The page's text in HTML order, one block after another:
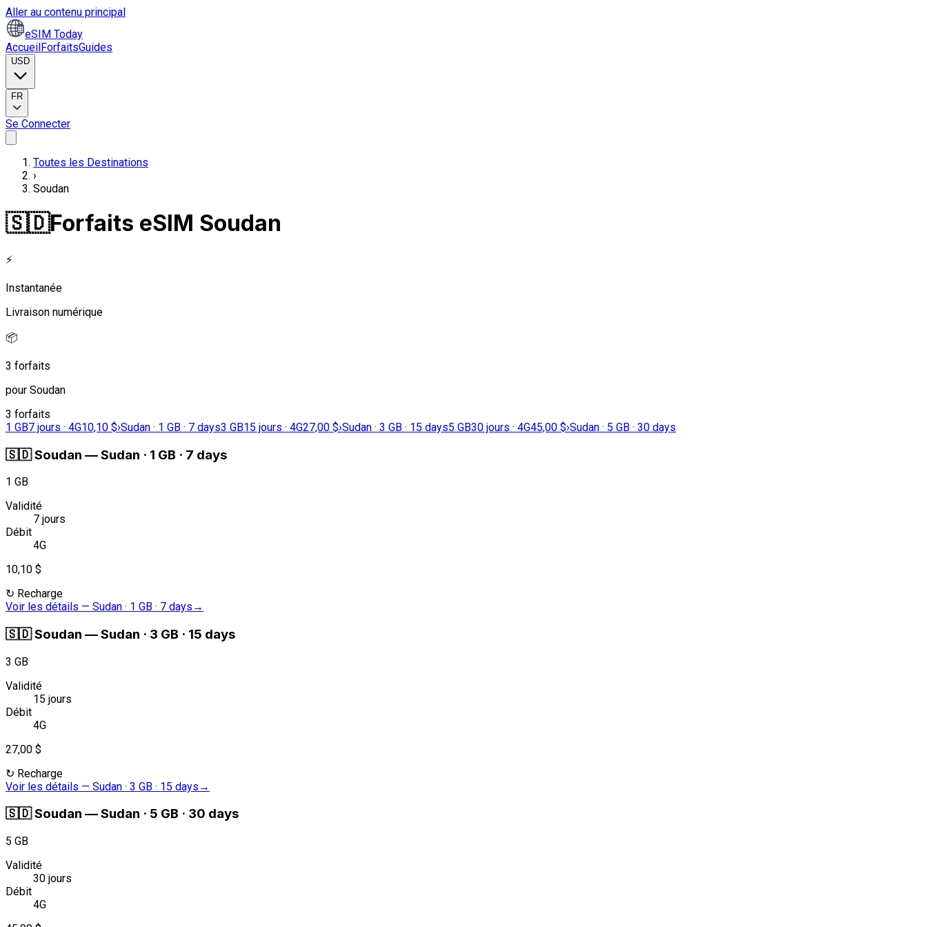
Aller au contenu principal
eSIM Today
AccueilForfaitsGuides
USD
FR
Se Connecter
Toutes les Destinations
›
Soudan
🇸🇩Forfaits eSIM Soudan
⚡
Instantanée
Livraison numérique
📦
3 forfaits
pour Soudan
3 forfaits
1 GB7 jours · 4G10,10 $›Sudan · 1 GB · 7 days3 GB15 jours · 4G27,00 $›Sudan · 3 GB · 15 days5 GB30 jours · 4G45,00 $›Sudan · 5 GB · 30 days
🇸🇩Soudan —Sudan · 1 GB · 7 days
1 GB
Validité
7 jours
Débit
4G
10,10 $
↻ Recharge
Voir les détails — Sudan · 1 GB · 7 days →
🇸🇩Soudan —Sudan · 3 GB · 15 days
3 GB
Validité
15 jours
Débit
4G
27,00 $
↻ Recharge
Voir les détails — Sudan · 3 GB · 15 days →
🇸🇩Soudan —Sudan · 5 GB · 30 days
5 GB
Validité
30 jours
Débit
4G